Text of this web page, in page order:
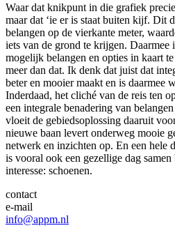
Waar dat knikpunt in die grafiek
maar dat ‘ie er is staat buiten kijf. Dit
belangen op de vierkante meter,
iets van de grond te krijgen. Daarmee
mogelijk belangen en opties in kaart
meer dan dat. Ik denk dat juist dat
beter en mooier maakt en is daarmee
Inderdaad, het cliché van de reis ten
een integrale benadering van
vloeit de gebiedsoplossing daaruit
nieuwe baan levert onderweg mooie
netwerk en inzichten op. En een hele
is vooral ook een gezellige dag samen
interesse: schoenen.
contact
e-mail
info@appm.nl